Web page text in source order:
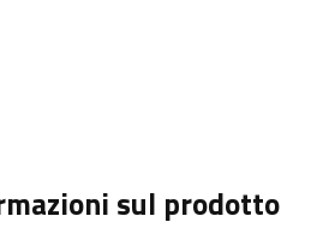
sul prodotto